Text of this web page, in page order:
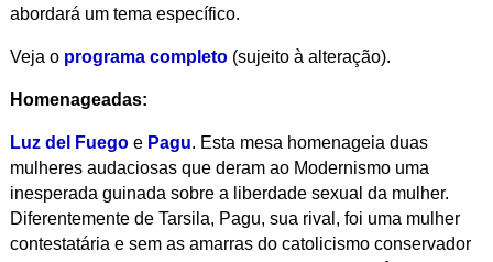
abordará um tema específico.
Veja o programa completo(sujeito à alteração).
Homenageadas:
Luz del Fuegoe Pagu. Esta mesa homenageia duas
mulheres audaciosas que deram ao Modernismo uma
inesperada guinada sobre a liberdade sexual da mulher.
Diferentemente de Tarsila, Pagu, sua rival, foi uma mulher
contestatária e sem as amarras do catolicismo conservador